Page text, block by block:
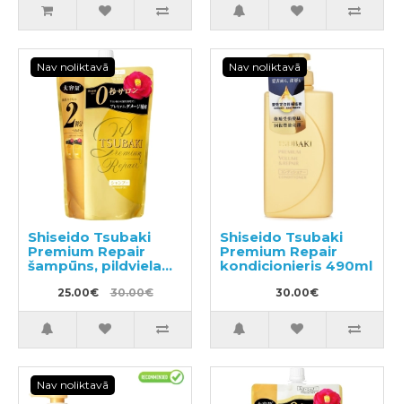
Nav noliktavā
Shiseido Tsubaki
Premium Repair
šampūns, pildviela
25.00€ 30.00€
Nav noliktavā
Shiseido Tsubaki
Premium Repair
kondicionieris 490ml
30.00€
Nav noliktavā